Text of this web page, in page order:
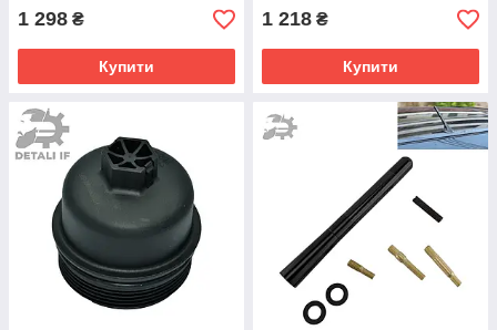
1 298 ₴
Купити
1 218 ₴
Купити